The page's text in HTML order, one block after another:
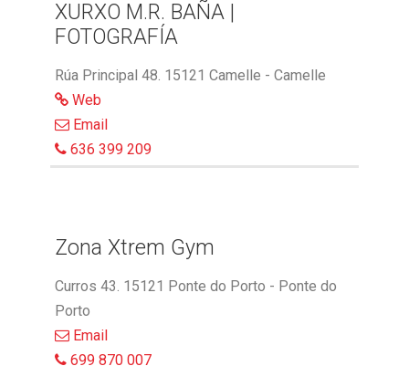
XURXO M.R. BAÑA |
FOTOGRAFÍA
Rúa Principal 48. 15121 Camelle - Camelle
Web
Email
636 399 209
Zona Xtrem Gym
Curros 43. 15121 Ponte do Porto - Ponte do
Porto
Email
699 870 007